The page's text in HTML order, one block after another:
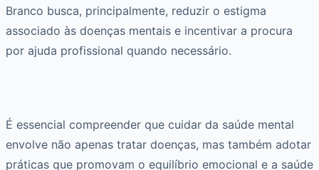
Branco busca, principalmente, reduzir o estigma
associado às doenças mentais e incentivar a procura
por ajuda profissional quando necessário.
É essencial compreender que cuidar da saúde mental
envolve não apenas tratar doenças, mas também adotar
práticas que promovam o equilíbrio emocional e a saúde